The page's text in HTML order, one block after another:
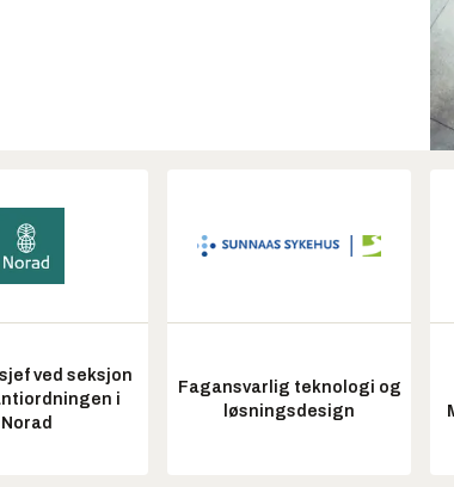
ved seksjon
i
Norad
Fagansvarlig teknologi og
løsningsdesign